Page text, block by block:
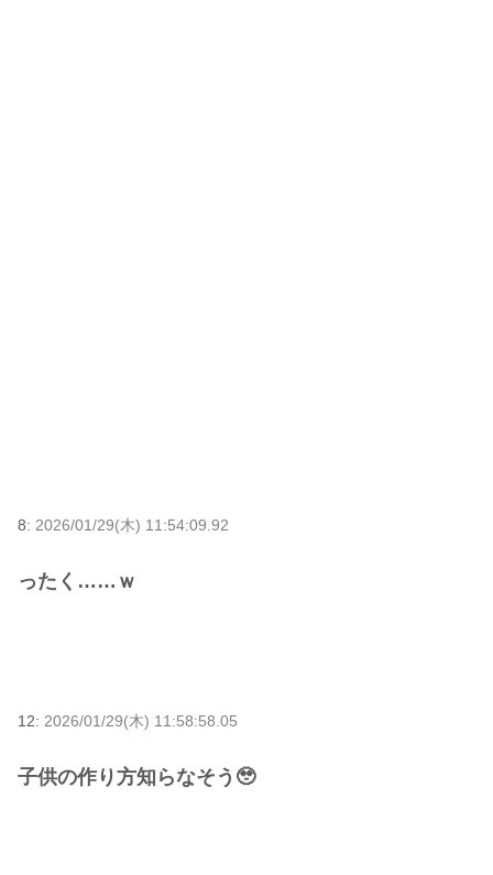
8: 2026/01/29(木) 11:54:09.92
ったく……ｗ
12: 2026/01/29(木) 11:58:58.05
子供の作り方知らなそう🥹